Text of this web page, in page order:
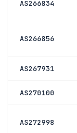
AS266834
AS266856
AS267931
AS270100
AS272998